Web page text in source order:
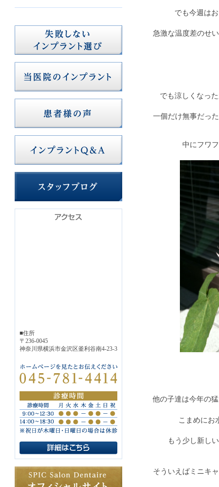
でも今週は
急激な温度差のせ
でも涼しくなっ
一個だけ無事だっ
中にフワ
他の子達は今年の
こまめにお
もう少し新し
そういえばミニキ
■住所
〒236-0045
神奈川県横浜市金沢区釜利谷南4-23-3